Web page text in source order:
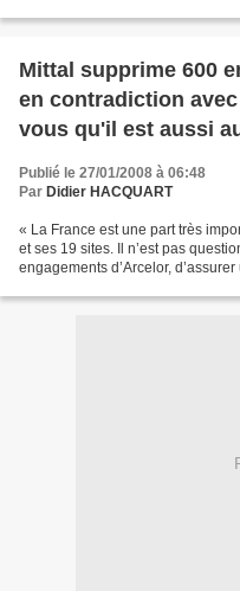
Mittal supprime 600
en contradiction
vous qu'il est aussi
d'EADS ?
Publié le 27/01/2008 à 06:48
Par Didier HACQUART
« La France est une part très
et ses 19 sites. Il n’est pas
engagements d’Arcelor,